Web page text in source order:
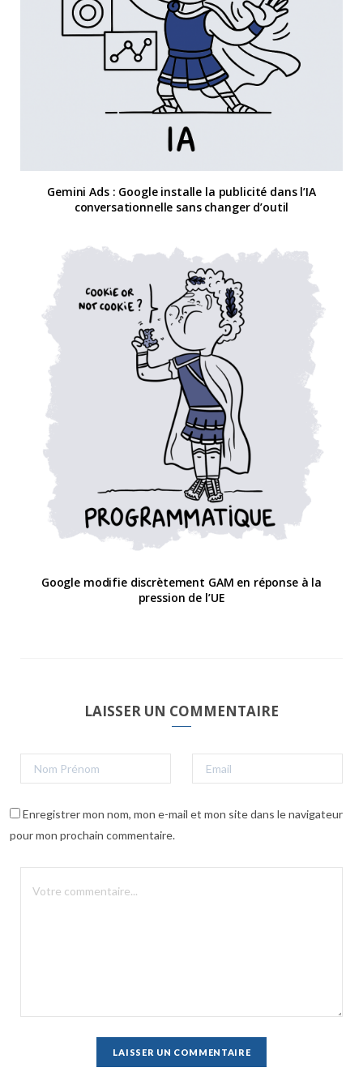
Gemini Ads : Google installe la publicité dans l’IA
conversationnelle sans changer d’outil
Google modifie discrètement GAM en réponse à la
pression de l’UE
LAISSER UN COMMENTAIRE
Enregistrer mon nom, mon e-mail et mon site dans le navigateur
pour mon prochain commentaire.